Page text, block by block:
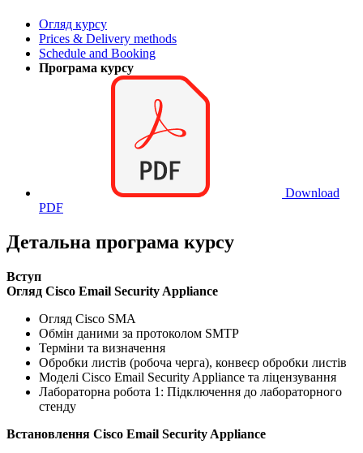
Огляд курсу
Prices & Delivery methods
Schedule and Booking
Програма курсу
Download
PDF
Детальна програма курсу
Вступ
Огляд Cisco Email Security Appliance
Огляд Cisco SMA
Обмін даними за протоколом SMTP
Терміни та визначення
Обробки листів (робоча черга), конвеєр обробки листів
Моделі Cisco Email Security Appliance та ліцензування
Лабораторна робота 1: Підключення до лабораторного
стенду
Встановлення Cisco Email Security Appliance